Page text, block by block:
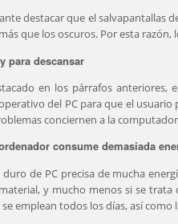
destacar que el salvapantallas
que los oscuros. Por esta
para descansar
en los párrafos
del PC para que el
conciernen a la
consume demasiada
de PC precisa de mucha
y mucho menos si se
emplean todos los días, así como